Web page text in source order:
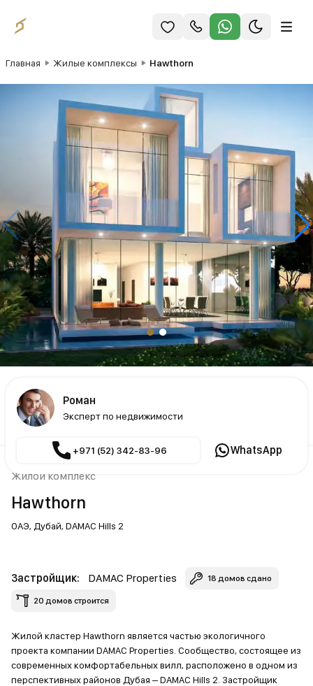
Главная Жилые комплексы Hawthorn
Жилой комплекс
Hawthorn
ОАЭ, Дубай, DAMAC Hills 2
Застройщик: DAMAC Properties 18 домов сдано
20 домов строится
Жилой кластер Hawthorn является частью экологичного
проекта компании DAMAC Properties. Сообщество, состоящее из
современных комфортабельных вилл, расположено в одном из
перспективных районов Дубая – DAMAC Hills 2. Застройщик
Роман
Эксперт по недвижимости
+971 (52) 342-83-96 WhatsApp